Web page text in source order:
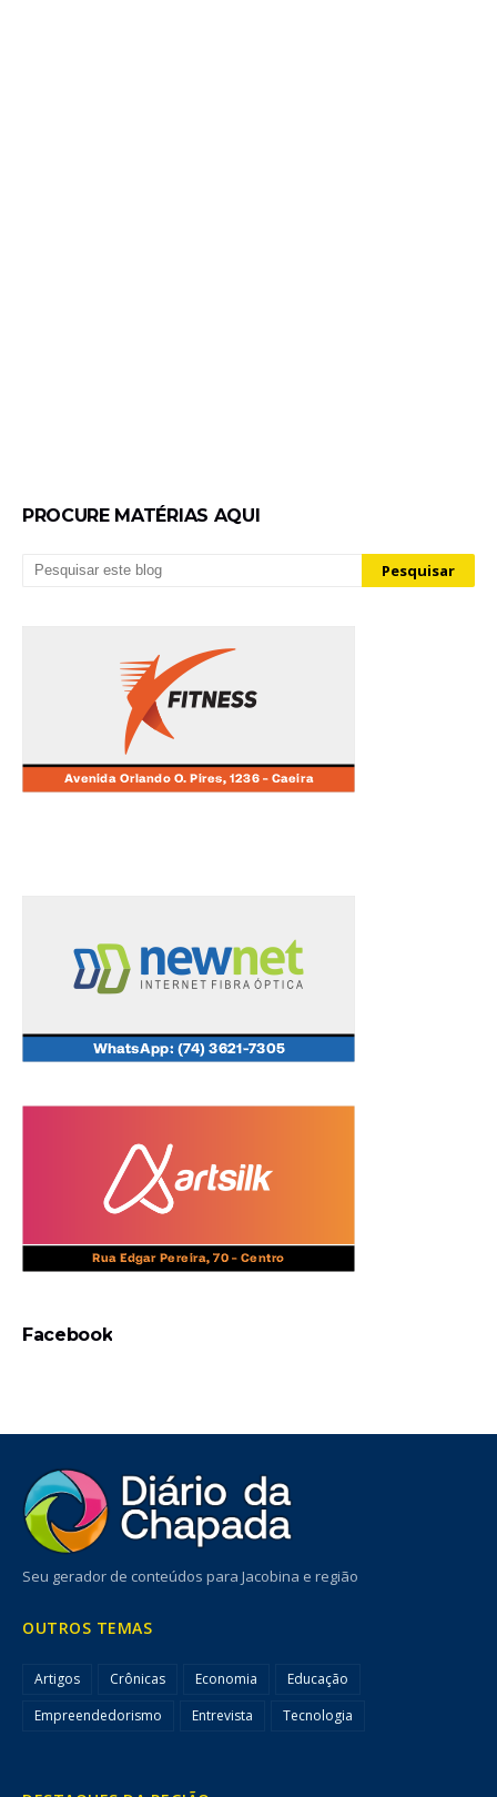
PROCURE MATÉRIAS AQUI
Facebook
Seu gerador de conteúdos para Jacobina e região
OUTROS TEMAS
Artigos Crônicas Economia
Educação
Empreendedorismo
Entrevista Tecnologia